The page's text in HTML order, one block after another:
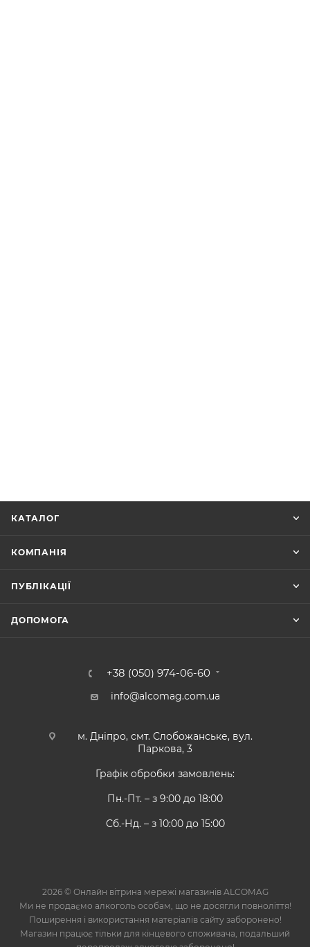
КАТАЛОГ
КОМПАНІЯ
ПУБЛІКАЦІЇ
ДОПОМОГА
+38 (050) 974-06-60
info@alcomag.com.ua
м. Дніпро, смт. Слобожанське, вул.
Паркова, 3
Графік обробки замовлень:
Пн.-Пт. – з 9:00 до 18:00
Сб.-Нд. – з 10:00 до 15:00
2026 © Онлайн вітрина мережі магазинів ALCOMAG
Ми не продаємо алкоголь особам, що не досягли повноліття!
Поширення і використання матеріалів сайту заборонено!
Магазин працює тільки для кінцевого споживача, подальший